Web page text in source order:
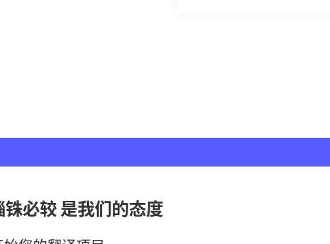
必较 是我们的态度